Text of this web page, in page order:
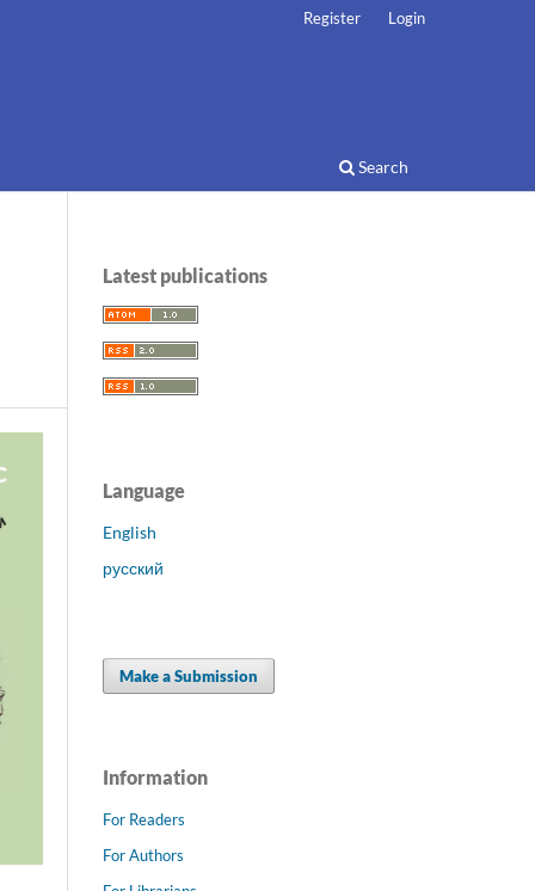
Search
Register Login
Latest publications
Language
English
русский
Make a Submission
Information
For Readers
For Authors